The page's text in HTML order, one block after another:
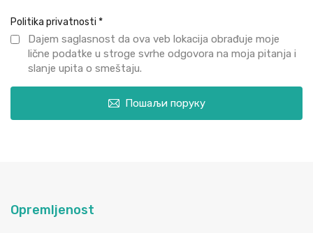
Politika privatnosti *
Dajem saglasnost da ova veb lokacija obrađuje moje
lične podatke u stroge svrhe odgovora na moja pitanja i
slanje upita o smeštaju.
Пошаљи поруку
Opremljenost